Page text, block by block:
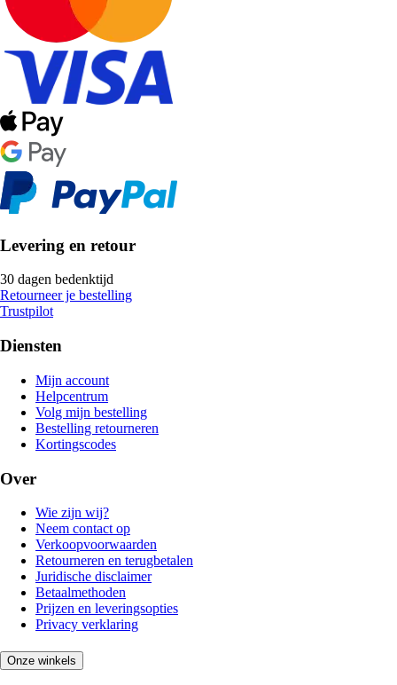
Levering en retour
30 dagen bedenktijd
Retourneer je bestelling
Trustpilot
Diensten
Mijn account
Helpcentrum
Volg mijn bestelling
Bestelling retourneren
Kortingscodes
Over
Wie zijn wij?
Neem contact op
Verkoopvoorwaarden
Retourneren en terugbetalen
Juridische disclaimer
Betaalmethoden
Prijzen en leveringsopties
Privacy verklaring
Onze winkels